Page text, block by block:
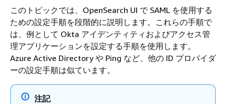
このトピックでは、OpenSearch UI で SAML を使用する
ための設定手順を段階的に説明します。これらの手順で
は、例として Okta アイデンティティおよびアクセス管
理アプリケーションを設定する手順を使用します。
Azure Active Directory や Ping など、他の ID プロバイダ
ーの設定手順は似ています。
注記